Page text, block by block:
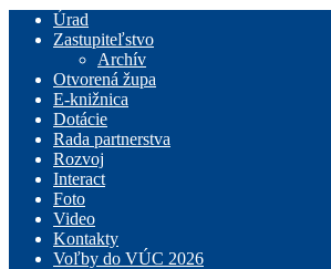
Úrad
Zastupiteľstvo
Archív
Otvorená župa
E-knižnica
Dotácie
Rada partnerstva
Rozvoj
Interact
Foto
Video
Kontakty
Voľby do VÚC 2026